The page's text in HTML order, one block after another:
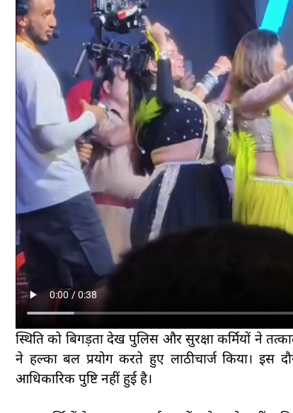
स्थिति को बिगड़ता देख पुलिस और सुरक्षा कर्मियों ने
ने हल्का बल प्रयोग करते हुए लाठीचार्ज किया। इस
आधिकारिक पुष्टि नहीं हुई है।